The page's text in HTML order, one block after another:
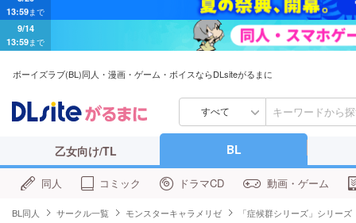
9/14
13:59まで
ボーイズラブ(BL)同人・漫画・ゲーム・ボイスならDLsiteがるまに
すべて
乙女向け/TL BL
同人 コミック ドラマCD 動画・ゲーム
BL同人 サークル一覧 モンスターキャラメリゼ 「症候群シリーズ」シリーズ